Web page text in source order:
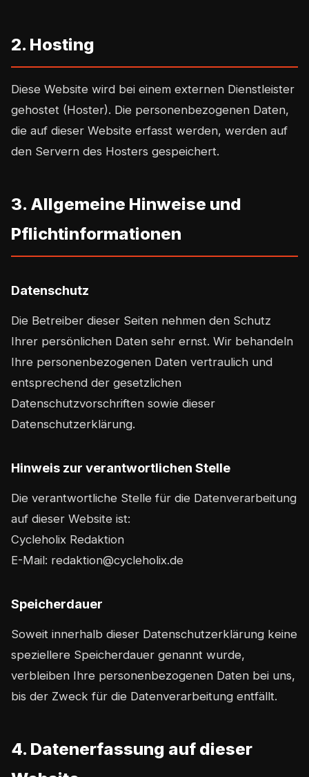
2. Hosting
Diese Website wird bei einem externen Dienstleister
gehostet (Hoster). Die personenbezogenen Daten,
die auf dieser Website erfasst werden, werden auf
den Servern des Hosters gespeichert.
3. Allgemeine Hinweise und
Pflichtinformationen
Datenschutz
Die Betreiber dieser Seiten nehmen den Schutz
Ihrer persönlichen Daten sehr ernst. Wir behandeln
Ihre personenbezogenen Daten vertraulich und
entsprechend der gesetzlichen
Datenschutzvorschriften sowie dieser
Datenschutzerklärung.
Hinweis zur verantwortlichen Stelle
Die verantwortliche Stelle für die Datenverarbeitung
auf dieser Website ist:
Cycleholix Redaktion
E-Mail: redaktion@cycleholix.de
Speicherdauer
Soweit innerhalb dieser Datenschutzerklärung keine
speziellere Speicherdauer genannt wurde,
verbleiben Ihre personenbezogenen Daten bei uns,
bis der Zweck für die Datenverarbeitung entfällt.
4. Datenerfassung auf dieser